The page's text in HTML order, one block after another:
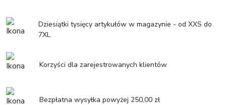
Dziesiątki tysięcy artykułów w magazynie - od XXS do
7XL
Korzyści dla zarejestrowanych klientów
Bezpłatna wysyłka powyżej 250,00 zł